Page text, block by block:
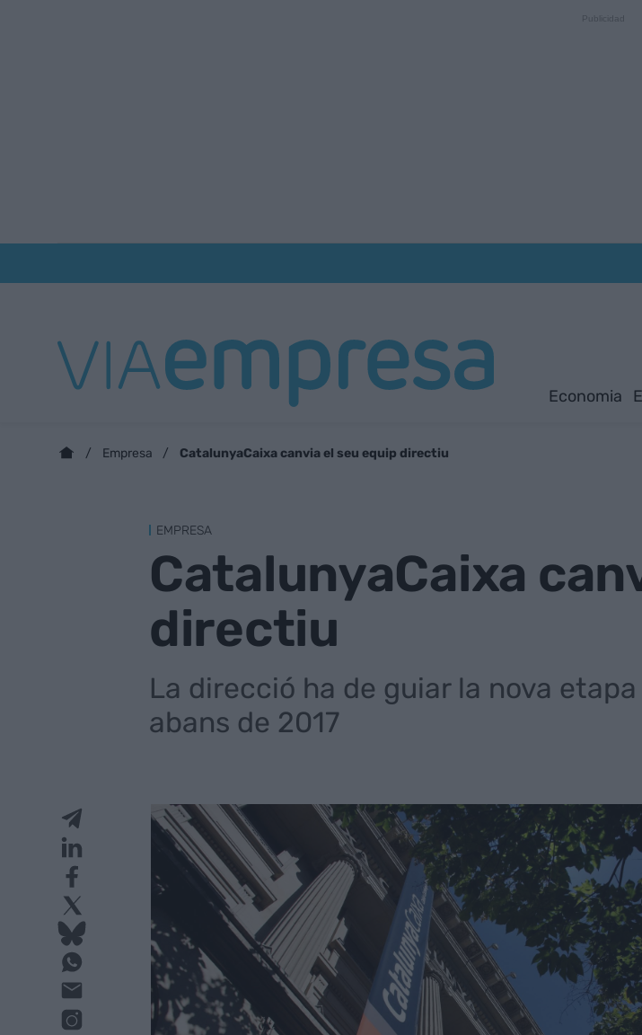
Economia
Empresa CatalunyaCaixa canvia el seu equip directiu
EMPRESA
CatalunyaCaixa
directiu
La direcció ha de guiar la nova
abans de 2017